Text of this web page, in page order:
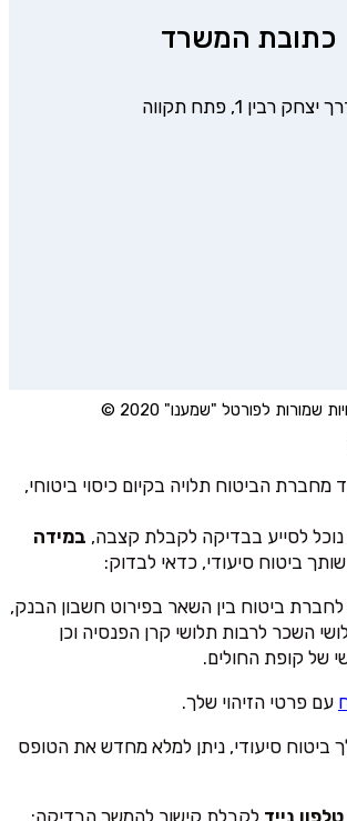
כתובת המשרד
יצחק רבין 1, פתח תקווה
שמורות לפורטל "שמענו" 2020 ©
מחברת הביטוח תלויה בקיום כיסוי ביטוחי,
נוכל לסייע בבדיקה לקבלת קצבה, במידה
ביטוח סיעודי, כדאי לבדוק:
לחברת ביטוח בין השאר בפירוט חשבון הבנק,
השכר לרבות תלושי קרן הפנסיה וכן
של קופת החולים.
עם פרטי הזיהוי שלך.
ביטוח סיעודי, ניתן למלא מחדש את הטופס
נייד לקבלת קישור להמשך הבדיקה: